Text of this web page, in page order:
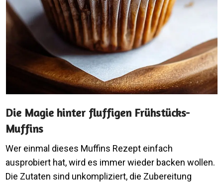
Die Magie hinter fluffigen Frühstücks-
Muffins
Wer einmal dieses Muffins Rezept einfach
ausprobiert hat, wird es immer wieder backen wollen.
Die Zutaten sind unkompliziert, die Zubereitung